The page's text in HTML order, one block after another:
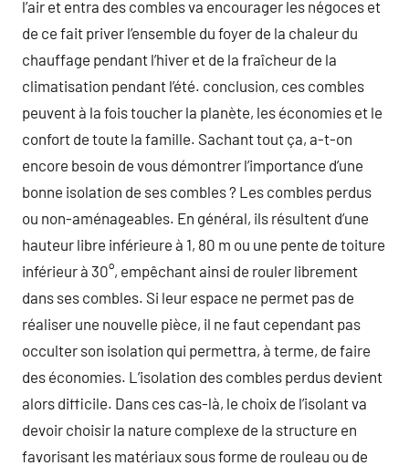
l’air et entra des combles va encourager les négoces et
de ce fait priver l’ensemble du foyer de la chaleur du
chauffage pendant l’hiver et de la fraîcheur de la
climatisation pendant l’été. conclusion, ces combles
peuvent à la fois toucher la planète, les économies et le
confort de toute la famille. Sachant tout ça, a-t-on
encore besoin de vous démontrer l’importance d’une
bonne isolation de ses combles ? Les combles perdus
ou non-aménageables. En général, ils résultent d’une
hauteur libre inférieure à 1, 80 m ou une pente de toiture
inférieur à 30°, empêchant ainsi de rouler librement
dans ses combles. Si leur espace ne permet pas de
réaliser une nouvelle pièce, il ne faut cependant pas
occulter son isolation qui permettra, à terme, de faire
des économies. L’isolation des combles perdus devient
alors difficile. Dans ces cas-là, le choix de l’isolant va
devoir choisir la nature complexe de la structure en
favorisant les matériaux sous forme de rouleau ou de